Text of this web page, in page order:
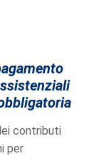
contributi
per